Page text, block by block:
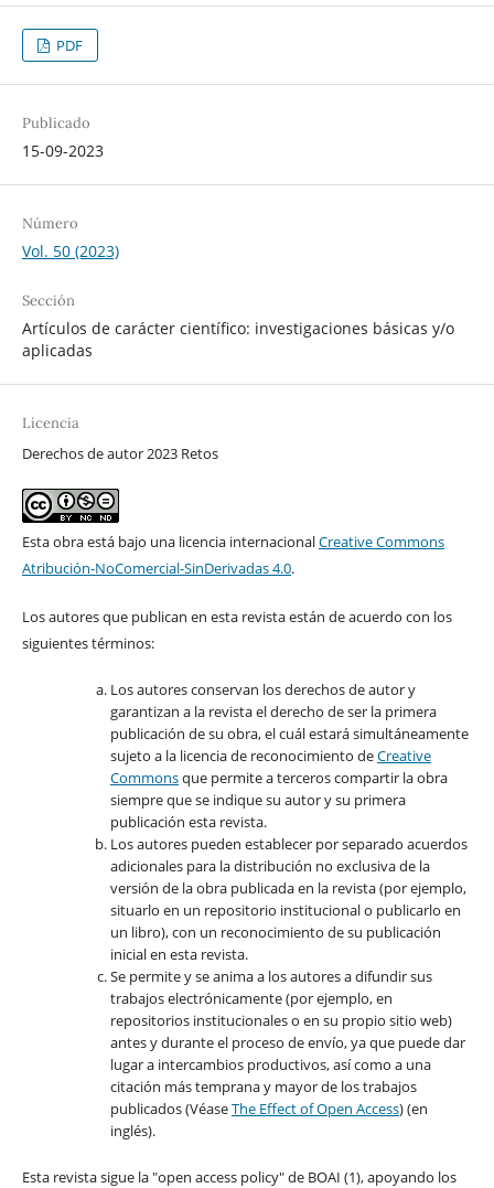
PDF
Publicado
15-09-2023
Número
Vol. 50 (2023)
Sección
Artículos de carácter científico: investigaciones básicas y/o
aplicadas
Licencia
Derechos de autor 2023 Retos
Esta obra está bajo una licencia internacionalCreative Commons
Atribución-NoComercial-SinDerivadas 4.0.
Los autores que publican en esta revista están de acuerdo con los
siguientes términos:
Los autores conservan los derechos de autor y
garantizan a la revista el derecho de ser la primera
publicación de su obra, el cuál estará simultáneamente
sujeto a la licencia de reconocimiento deCreative
Commonsque permite a terceros compartir la obra
siempre que se indique su autor y su primera
publicación esta revista.
Los autores pueden establecer por separado acuerdos
adicionales para la distribución no exclusiva de la
versión de la obra publicada en la revista (por ejemplo,
situarlo en un repositorio institucional o publicarlo en
un libro), con un reconocimiento de su publicación
inicial en esta revista.
Se permite y se anima a los autores a difundir sus
trabajos electrónicamente (por ejemplo, en
repositorios institucionales o en su propio sitio web)
antes y durante el proceso de envío, ya que puede dar
lugar a intercambios productivos, así como a una
citación más temprana y mayor de los trabajos
publicados (VéaseThe Effect of Open Access) (en
inglés).
Esta revista sigue la "open access policy" de BOAI (1), apoyando los